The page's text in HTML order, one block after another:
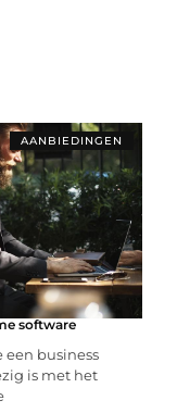
AANBIEDINGEN
software
een business
is met het